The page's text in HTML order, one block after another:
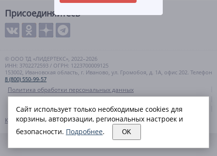
Присоединяйтесь
© ООО ТД «ЛИДЕРТЕКС», 2022–2026
ИНН: 3702272593 / ОГРН: 1223700009125
153002, Ивановская область, г. Иваново, ул. Громобоя, д. 1А, офис 202. Телефон
8 (800) 550-99-57
Политика обработки персональных данных
Согласие на обработку персональных данных
Политика cookies
Контакты
Карта сайта
Сайт использует только необходимые cookies для
корзины, авторизации, региональных настроек и
безопасности. Подробнее. OK